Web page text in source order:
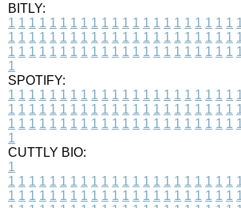
BITLY:
1 1 1 1 1 1 1 1 1 1 1 1 1 1 1 1 1 1 1 1 1 1
1 1 1 1 1 1 1 1 1 1 1 1 1 1 1 1 1 1 1 1 1 1
1 1 1 1 1 1 1 1 1 1 1 1 1 1 1 1 1 1 1 1 1 1
1
SPOTIFY:
1 1 1 1 1 1 1 1 1 1 1 1 1 1 1 1 1 1 1 1 1 1
1 1 1 1 1 1 1 1 1 1 1 1 1 1 1 1 1 1 1 1 1 1
1 1 1 1 1 1 1 1 1 1 1 1 1 1 1 1 1 1 1 1 1 1
1
CUTTLY BIO:
1
1 1 1 1 1 1 1 1 1 1 1 1 1 1 1 1 1 1 1 1 1 1
1 1 1 1 1 1 1 1 1 1 1 1 1 1 1 1 1 1 1 1 1 1